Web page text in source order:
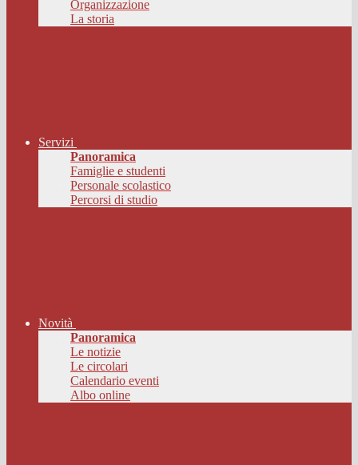
Organizzazione
La storia
Servizi
Panoramica
Famiglie e studenti
Personale scolastico
Percorsi di studio
Novità
Panoramica
Le notizie
Le circolari
Calendario eventi
Albo online